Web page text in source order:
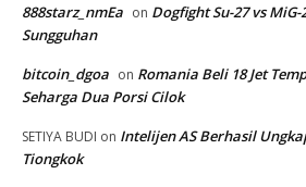
888starz_nmEa on Dogfight Su-27 vs
Sungguhan
bitcoin_dgoa on Romania Beli 18 Jet
Seharga Dua Porsi Cilok
SETIYA BUDI on Intelijen AS Berhasil
Tiongkok